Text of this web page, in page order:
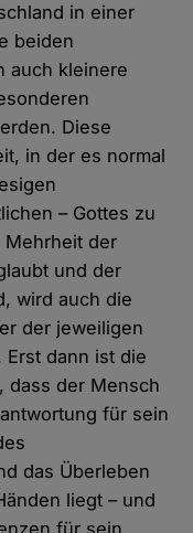
in einer
beiden
auch kleinere
Diese
in der es normal
– Gottes zu
Mehrheit der
und der
wird auch die
der jeweiligen
Erst dann ist die
dass der Mensch
für sein
das Überleben
liegt – und